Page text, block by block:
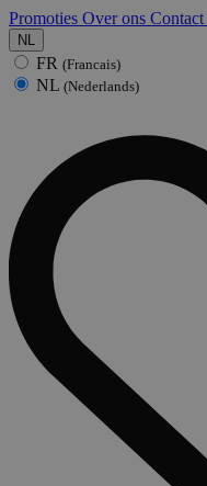
Promoties Over ons Contact
NL
FR (Francais)
NL (Nederlands)